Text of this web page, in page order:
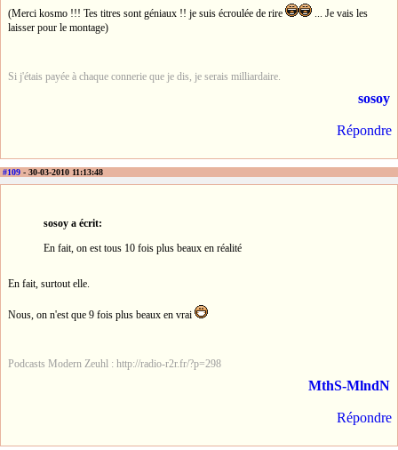
(Merci kosmo !!! Tes titres sont géniaux !! je suis écroulée de rire
... Je vais les
laisser pour le montage)
Si j'étais payée à chaque connerie que je dis, je serais milliardaire.
sosoy
Répondre
#109 - 30-03-2010 11:13:48
sosoy a écrit:
En fait, on est tous 10 fois plus beaux en réalité
En fait, surtout elle.
Nous, on n'est que 9 fois plus beaux en vrai
Podcasts Modern Zeuhl : http://radio-r2r.fr/?p=298
MthS-MlndN
Répondre